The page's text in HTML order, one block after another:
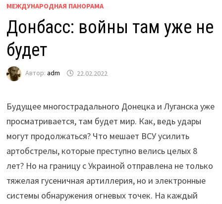
МЕЖДУНАРОДНАЯ ПАНОРАМА
Донбасс: войны там уже не
будет
Автор: adm 22.02.2022
Будущее многострадального Донецка и Луганска уже
просматривается, там будет мир. Как, ведь удары
могут продолжаться? Что мешает ВСУ усилить
артобстрелы, которые преступно велись целых 8
лет? Но на границу с Украиной отправлена не только
тяжелая гусеничная артиллерия, но и электронные
системы обнаружения огневых точек. На каждый